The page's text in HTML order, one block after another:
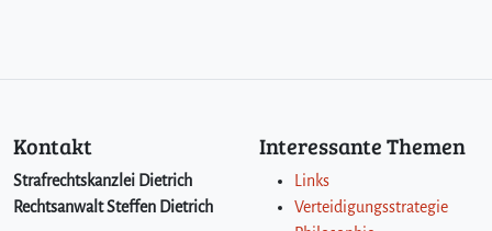
Kontakt
Strafrechtskanzlei Dietrich
Rechtsanwalt Steffen Dietrich
Interessante Themen
Links
Verteidigungsstrategie